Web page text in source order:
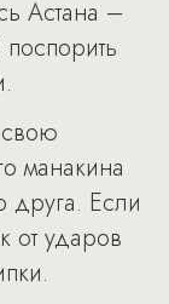
Астана –
свою
манакина
друга. Если
от ударов